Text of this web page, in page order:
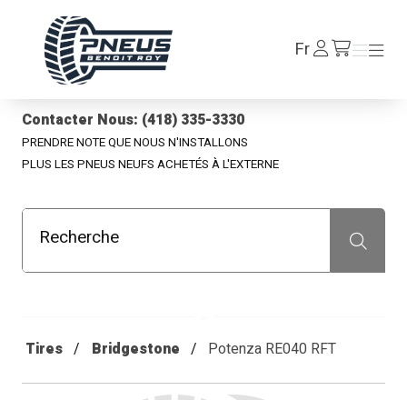
FrSe
connecter/fr/cart
Menu
Menu
Contacter Nous: (418) 335-3330
PRENDRE NOTE QUE NOUS N'INSTALLONS
PLUS LES PNEUS NEUFS ACHETÉS À L'EXTERNE
Recherche Recherche
Tires Bridgestone Potenza RE040 RFT